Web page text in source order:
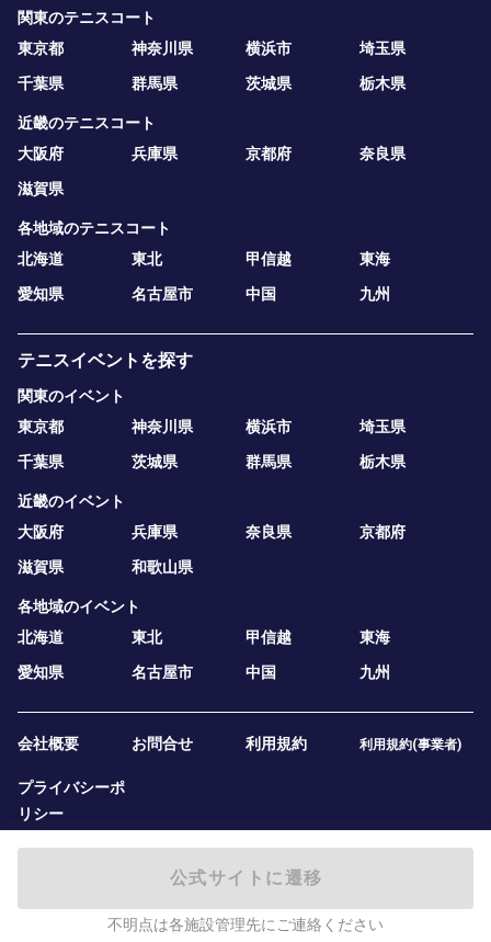
公式サイトに遷移
不明点は各施設管理先にご連絡ください
関東のテニスコート
東京都
神奈川県 横浜市
埼玉県
千葉県
群馬県 茨城県 栃木県
近畿のテニスコート
大阪府
兵庫県 京都府
奈良県
滋賀県
各地域のテニスコート
北海道
東北 甲信越
東海
愛知県
名古屋市 中国 九州
テニスイベントを探す
関東のイベント
東京都
神奈川県 横浜市
埼玉県
千葉県
茨城県 群馬県 栃木県
近畿のイベント
大阪府
兵庫県 奈良県
京都府
滋賀県
和歌山県
各地域のイベント
北海道
東北 甲信越
東海
愛知県
名古屋市 中国 九州
会社概要 お問合せ 利用規約 利用規約(事業者)
プライバシーポ
リシー
2019 — 2026テニスベア株式会社